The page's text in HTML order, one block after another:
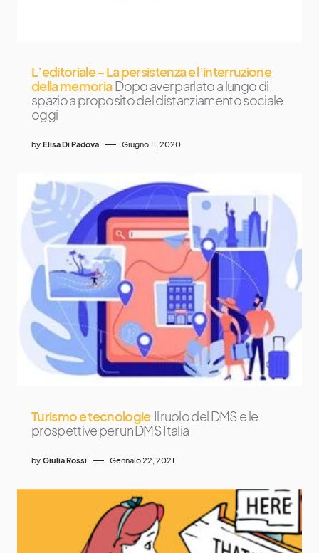
L’editoriale – La persistenza e l’interruzione
della memoria Dopo aver parlato a lungo di
spazio a proposito del distanziamento sociale
oggi
by Elisa Di Padova Giugno 11, 2020
Turismo e tecnologie Il ruolo del DMS e le
prospettive per un DMS Italia
by Giulia Rossi Gennaio 22, 2021